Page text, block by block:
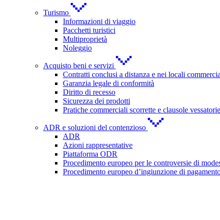
Turismo
Informazioni di viaggio
Pacchetti turistici
Multiproprietà
Noleggio
Acquisto beni e servizi
Contratti conclusi a distanza e nei locali
Garanzia legale di conformità
Diritto di recesso
Sicurezza dei prodotti
Pratiche commerciali scorrette e clausole vessatorie
ADR e soluzioni del contenzioso
ADR
Azioni rappresentative
Piattaforma ODR
Procedimento europeo per le controversie di
Procedimento europeo d’ingiunzione di